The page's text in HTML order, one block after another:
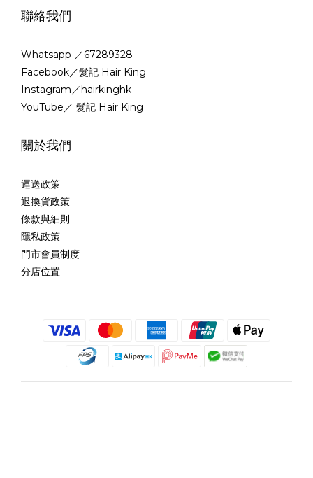
聯絡我們
Whatsapp ／67289328
Facebook／髮記 Hair King
Instagram／hairkinghk
YouTube／ 髮記 Hair King
關於我們
運送政策
退換貨政策
條款與細則
隱私政策
門市會員制度
分店位置